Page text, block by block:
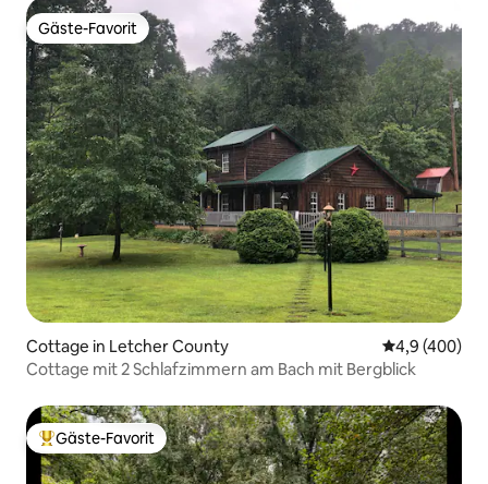
Gäste-Favorit
Gäste-Favorit
Cottage in Letcher County
4,9 (400)
Cottage mit 2 Schlafzimmern am Bach mit Bergblick
Beliebter Gäste-Favorit.
Gäste-Favorit